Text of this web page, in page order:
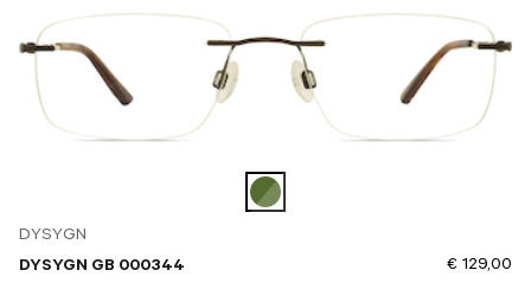
DYSYGN
DYSYGN GB 000344
€ 129,00